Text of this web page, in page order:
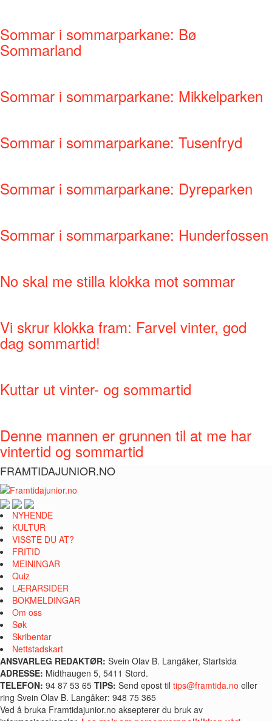
Sommar i sommarparkane: Bø
Sommarland
Sommar i sommarparkane: Mikkelparken
Sommar i sommarparkane: Tusenfryd
Sommar i sommarparkane: Dyreparken
Sommar i sommarparkane: Hunderfossen
No skal me stilla klokka mot sommar
Vi skrur klokka fram: Farvel vinter, god
dag sommartid!
Kuttar ut vinter- og sommartid
Denne mannen er grunnen til at me har
vintertid og sommartid
FRAMTIDAJUNIOR.NO
NYHENDE
KULTUR
VISSTE DU AT?
FRITID
MEININGAR
Quiz
LÆRARSIDER
BOKMELDINGAR
Om oss
Søk
Skribentar
Nettstadskart
ANSVARLEG REDAKTØR: Svein Olav B. Langåker, Startsida
ADRESSE: Midthaugen 5, 5411 Stord.
TELEFON: 94 87 53 65 TIPS: Send epost til tips@framtida.no eller
ring Svein Olav B. Langåker: 948 75 365
Ved å bruka Framtidajunior.no aksepterer du bruk av